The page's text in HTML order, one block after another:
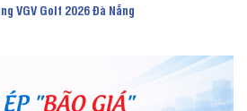
VGV Golf 2026 Đà Nẵng